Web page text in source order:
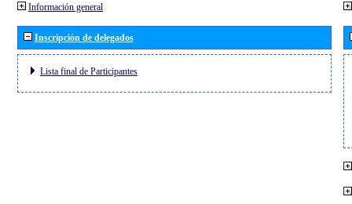
Información general
Inscripción de delegados
Lista final de Participantes